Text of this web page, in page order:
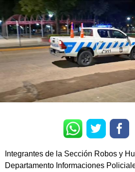
Integrantes de la Sección Robos y
Departamento Informaciones